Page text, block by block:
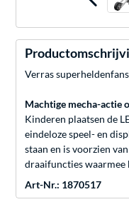
Verras
Machtige mecha-actie
Kinderen plaatsen de
eindeloze speel- en
staan en is voorzien
draaifuncties waarmee
Art-Nr.: 1870517